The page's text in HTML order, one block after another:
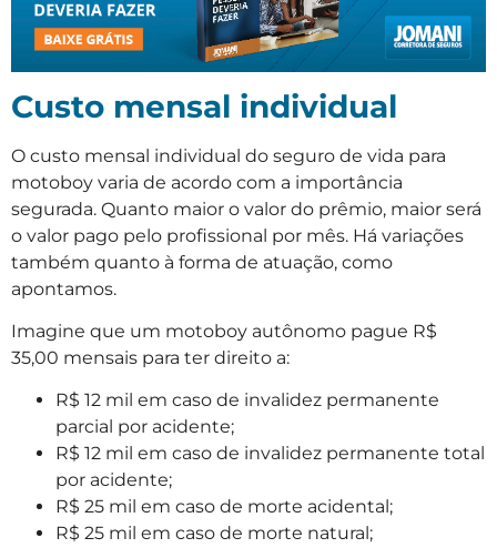
Custo mensal individual
O custo mensal individual do seguro de vida para
motoboy varia de acordo com a importância
segurada. Quanto maior o valor do prêmio, maior será
o valor pago pelo profissional por mês. Há variações
também quanto à forma de atuação, como
apontamos.
Imagine que um motoboy autônomo pague R$
35,00 mensais para ter direito a:
R$ 12 mil em caso de invalidez permanente
parcial por acidente;
R$ 12 mil em caso de invalidez permanente total
por acidente;
R$ 25 mil em caso de morte acidental;
R$ 25 mil em caso de morte natural;